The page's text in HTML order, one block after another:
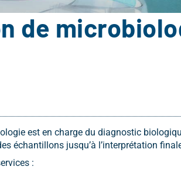
de
est en charge du diagnostic
échantillons jusqu’à l’interprétation
: